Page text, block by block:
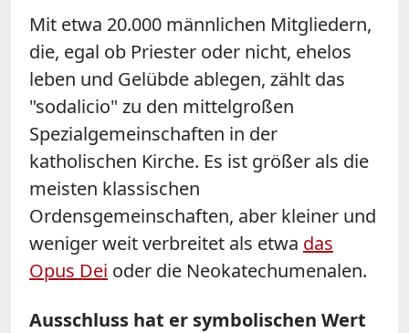
Mit etwa 20.000 männlichen Mitgliedern,
die, egal ob Priester oder nicht, ehelos
leben und Gelübde ablegen, zählt das
"sodalicio" zu den mittelgroßen
Spezialgemeinschaften in der
katholischen Kirche. Es ist größer als die
meisten klassischen
Ordensgemeinschaften, aber kleiner und
weniger weit verbreitet als etwa das
Opus Dei oder die Neokatechumenalen.
Ausschluss hat er symbolischen Wert